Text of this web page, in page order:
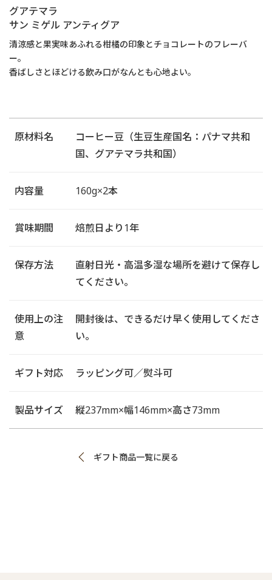
グアテマラ
サン ミゲル アンティグア
清涼感と果実味あふれる柑橘の印象とチョコレートのフレーバ
ー。
香ばしさとほどける飲み口がなんとも心地よい。
原材料名
コーヒー豆（生豆生産国名：パナマ共和
国、グアテマラ共和国）
内容量 160g×2本
賞味期間 焙煎日より1年
保存方法
直射日光・高温多湿な場所を避けて保存し
てください。
使用上の注
意
開封後は、できるだけ早く使用してくださ
い。
ギフト対応 ラッピング可／熨斗可
製品サイズ 縦237mm×幅146mm×高さ73mm
ギフト商品一覧に戻る